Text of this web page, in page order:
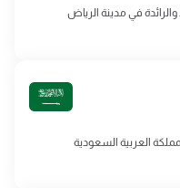
في مدينة الرياض
العربية السعودية